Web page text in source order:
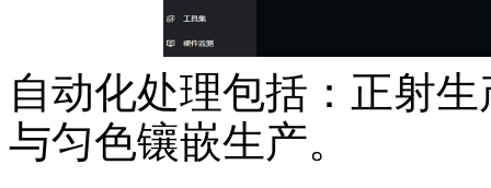
自动化处理包括：正射
与匀色镶嵌生产。